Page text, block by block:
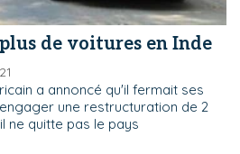
de voitures en Inde
a annoncé qu'il fermait ses
une restructuration de 2
ne quitte pas le pays